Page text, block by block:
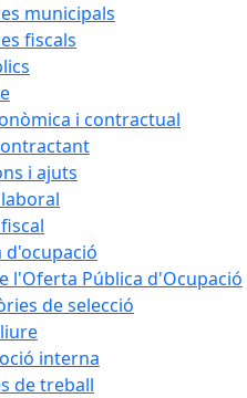
municipals
fiscals
i contractual
i ajuts
d'ocupació
l'Oferta Pública d'Ocupació
de selecció
interna
de treball